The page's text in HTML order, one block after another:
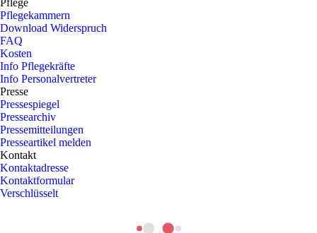
Pflegekammern
Download Widerspruch
FAQ
Kosten
Info Pflegekräfte
Info Personalvertreter
Presse
Pressespiegel
Pressearchiv
Pressemitteilungen
Presseartikel melden
Kontakt
Kontaktadresse
Kontaktformular
Verschlüsselt